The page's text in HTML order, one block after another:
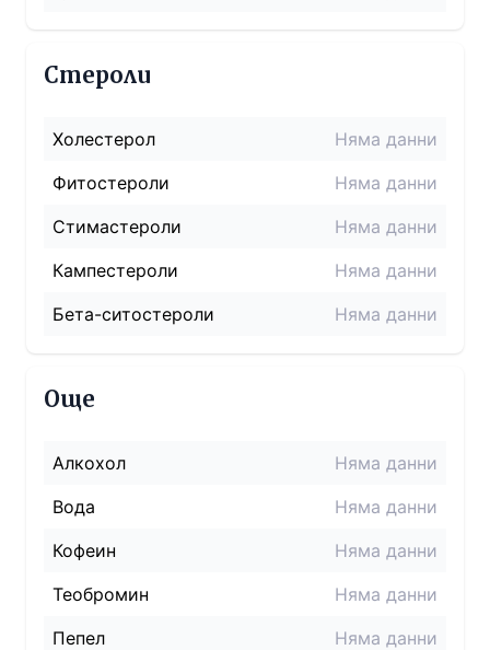
Стероли
Холестерол
Няма данни
Фитостероли
Няма данни
Стимастероли
Няма данни
Кампестероли
Няма данни
Бета-ситостероли
Няма данни
Още
Алкохол
Няма данни
Вода
Няма данни
Кофеин
Няма данни
Теобромин
Няма данни
Пепел
Няма данни